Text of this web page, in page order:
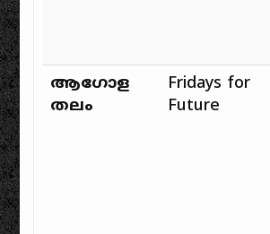
ആഗോള
തലം
Fridays for
Future